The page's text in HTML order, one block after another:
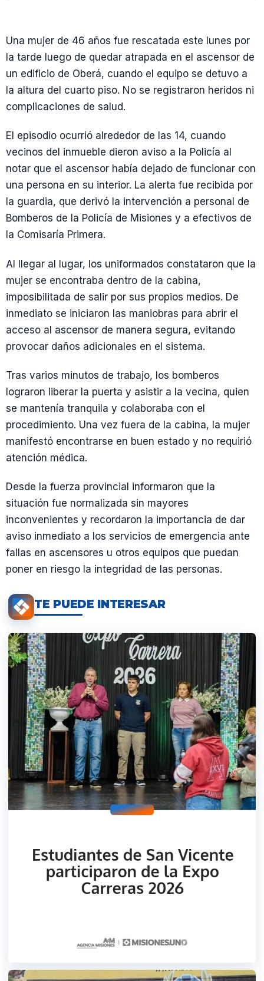
Una mujer de 46 años fue rescatada este lunes por
la tarde luego de quedar atrapada en el ascensor de
un edificio de Oberá, cuando el equipo se detuvo a
la altura del cuarto piso. No se registraron heridos ni
complicaciones de salud.
El episodio ocurrió alrededor de las 14, cuando
vecinos del inmueble dieron aviso a la Policía al
notar que el ascensor había dejado de funcionar con
una persona en su interior. La alerta fue recibida por
la guardia, que derivó la intervención a personal de
Bomberos de la Policía de Misiones y a efectivos de
la Comisaría Primera.
Al llegar al lugar, los uniformados constataron que la
mujer se encontraba dentro de la cabina,
imposibilitada de salir por sus propios medios. De
inmediato se iniciaron las maniobras para abrir el
acceso al ascensor de manera segura, evitando
provocar daños adicionales en el sistema.
Tras varios minutos de trabajo, los bomberos
lograron liberar la puerta y asistir a la vecina, quien
se mantenía tranquila y colaboraba con el
procedimiento. Una vez fuera de la cabina, la mujer
manifestó encontrarse en buen estado y no requirió
atención médica.
Desde la fuerza provincial informaron que la
situación fue normalizada sin mayores
inconvenientes y recordaron la importancia de dar
aviso inmediato a los servicios de emergencia ante
fallas en ascensores u otros equipos que puedan
poner en riesgo la integridad de las personas.
TE PUEDE INTERESAR